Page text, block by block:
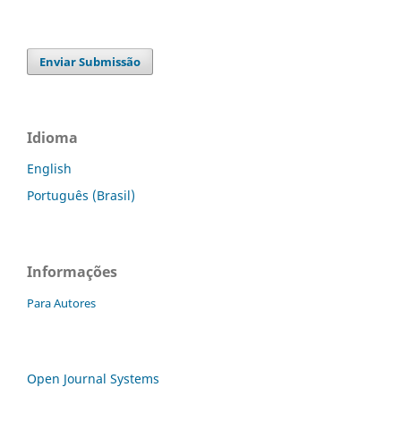
Enviar Submissão
Idioma
English
Português (Brasil)
Informações
Para Autores
Open Journal Systems